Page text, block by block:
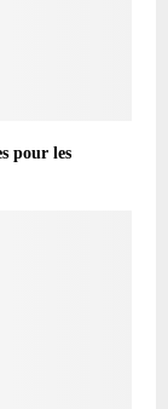
pour les